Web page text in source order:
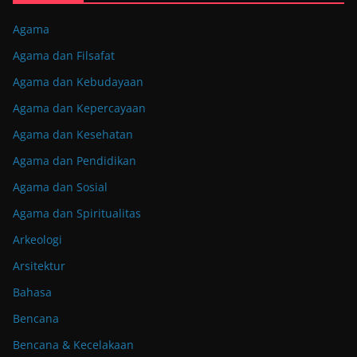
Agama
Agama dan Filsafat
Agama dan Kebudayaan
Agama dan Kepercayaan
Agama dan Kesehatan
Agama dan Pendidikan
Agama dan Sosial
Agama dan Spiritualitas
Arkeologi
Arsitektur
Bahasa
Bencana
Bencana & Kecelakaan